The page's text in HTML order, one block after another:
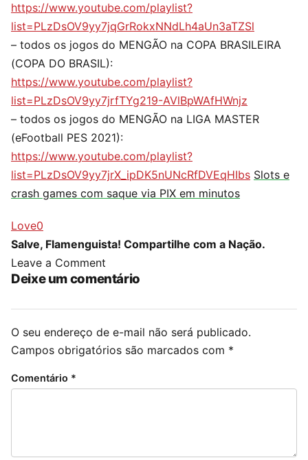
https://www.youtube.com/playlist?
list=PLzDsOV9yy7jqGrRokxNNdLh4aUn3aTZSl
– todos os jogos do MENGÃO na COPA BRASILEIRA
(COPA DO BRASIL):
https://www.youtube.com/playlist?
list=PLzDsOV9yy7jrfTYg219-AVlBpWAfHWnjz
– todos os jogos do MENGÃO na LIGA MASTER
(eFootball PES 2021):
https://www.youtube.com/playlist?
list=PLzDsOV9yy7jrX_ipDK5nUNcRfDVEqHIbs Slots e
crash games com saque via PIX em minutos
Love0
Salve, Flamenguista! Compartilhe com a Nação.
Leave a Comment
Deixe um comentário
O seu endereço de e-mail não será publicado.
Campos obrigatórios são marcados com *
Comentário *